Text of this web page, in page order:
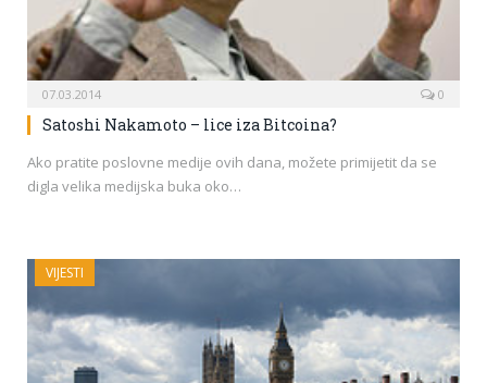
07.03.2014 0
Satoshi Nakamoto – lice iza Bitcoina?
Ako pratite poslovne medije ovih dana, možete primijetit da se
digla velika medijska buka oko…
VIJESTI